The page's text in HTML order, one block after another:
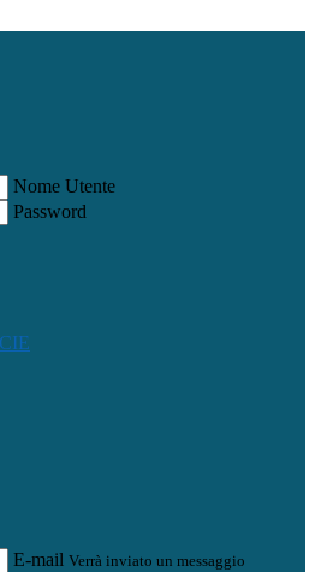
Nome Utente
Password
E-mail Verrà inviato un messaggio